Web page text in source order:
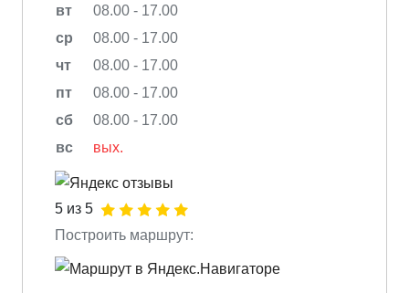
вт
08.00 - 17.00
ср
08.00 - 17.00
чт
08.00 - 17.00
пт
08.00 - 17.00
сб
08.00 - 17.00
вс
вых.
5 из 5
Построить маршрут: